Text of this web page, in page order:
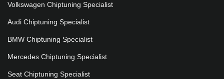
Volkswagen Chiptuning Specialist
Audi Chiptuning Specialist
BMW Chiptuning Specialist
Mercedes Chiptuning Specialist
Seat Chiptuning Specialist